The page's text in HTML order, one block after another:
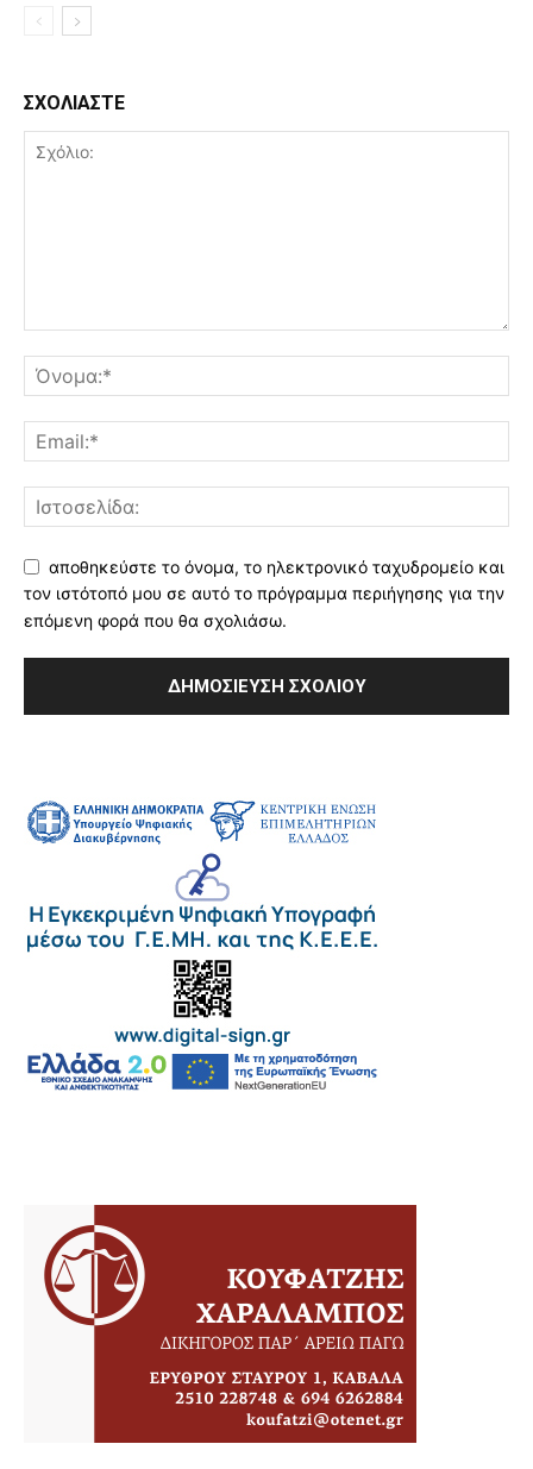
ΣΧΟΛΙΑΣΤΕ
αποθηκεύστε το όνομα, το ηλεκτρονικό ταχυδρομείο και
τον ιστότοπό μου σε αυτό το πρόγραμμα περιήγησης για την
επόμενη φορά που θα σχολιάσω.